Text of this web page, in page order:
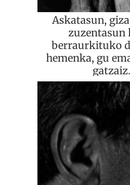
Askatasun,
zuzentasun
berraurkituko
hemenka, gu